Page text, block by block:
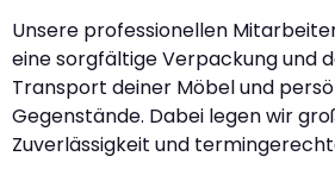
Unsere professionellen
eine sorgfältige Verpackung und
Transport deiner Möbel und
Gegenstände. Dabei legen wir
Zuverlässigkeit und